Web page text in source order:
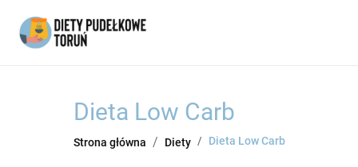
Dieta Low Carb
Strona główna Diety Dieta Low Carb